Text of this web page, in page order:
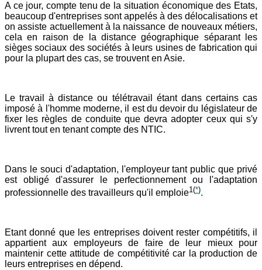
A ce jour, compte tenu de la situation économique des Etats,
beaucoup d'entreprises sont appelés à des délocalisations et
on assiste actuellement à la naissance de nouveaux métiers,
cela en raison de la distance géographique séparant les
sièges sociaux des sociétés à leurs usines de fabrication qui
pour la plupart des cas, se trouvent en Asie.
Le travail à distance ou télétravail étant dans certains cas
imposé à l'homme moderne, il est du devoir du législateur de
fixer les règles de conduite que devra adopter ceux qui s'y
livrent tout en tenant compte des NTIC.
Dans le souci d'adaptation, l'employeur tant public que privé
est obligé d'assurer le perfectionnement ou l'adaptation
professionnelle des travailleurs qu'il emploie1(*).
Etant donné que les entreprises doivent rester compétitifs, il
appartient aux employeurs de faire de leur mieux pour
maintenir cette attitude de compétitivité car la production de
leurs entreprises en dépend.